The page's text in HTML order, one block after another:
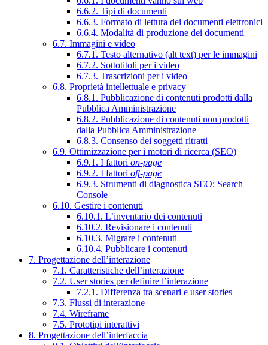
6.6.2. Tipi di documenti
6.6.3. Formato di lettura dei documenti elettronici
6.6.4. Modalità di produzione dei documenti
6.7. Immagini e video
6.7.1. Testo alternativo (alt text) per le immagini
6.7.2. Sottotitoli per i video
6.7.3. Trascrizioni per i video
6.8. Proprietà intellettuale e privacy
6.8.1. Pubblicazione di contenuti prodotti dalla
Pubblica Amministrazione
6.8.2. Pubblicazione di contenuti non prodotti
dalla Pubblica Amministrazione
6.8.3. Consenso dei soggetti ritratti
6.9. Ottimizzazione per i motori di ricerca (SEO)
6.9.1. I fattori on-page
6.9.2. I fattori off-page
6.9.3. Strumenti di diagnostica SEO: Search
Console
6.10. Gestire i contenuti
6.10.1. L’inventario dei contenuti
6.10.2. Revisionare i contenuti
6.10.3. Migrare i contenuti
6.10.4. Pubblicare i contenuti
7. Progettazione dell’interazione
7.1. Caratteristiche dell’interazione
7.2. User stories per definire l’interazione
7.2.1. Differenza tra scenari e user stories
7.3. Flussi di interazione
7.4. Wireframe
7.5. Prototipi interattivi
8. Progettazione dell’interfaccia